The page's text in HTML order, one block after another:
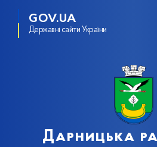
GOV.UA
Державні сайти України
Дарницька